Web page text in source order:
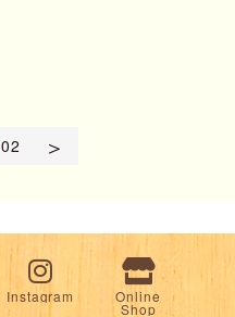
02 ＞
Instagram Online
Shop